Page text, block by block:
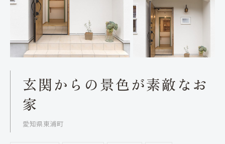
玄関からの景色が素敵なお
家
愛知県東浦町